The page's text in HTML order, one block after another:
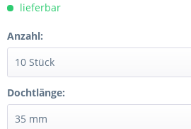
lieferbar
Anzahl:
Dochtlänge: